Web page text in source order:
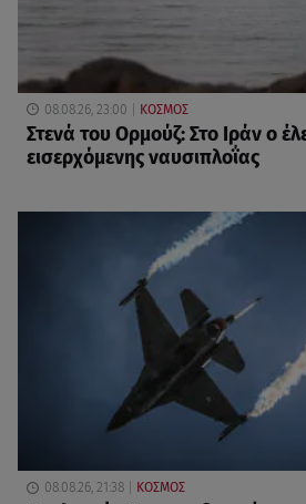
08.08.26, 23:00 ΚΟΣΜΟΣ
Στενά του Ορμούζ: Στο Ιράν ο
εισερχόμενης ναυσιπλοΐας
08.08.26, 21:38 ΚΟΣΜΟΣ